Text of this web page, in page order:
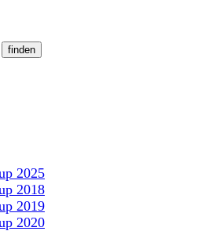
2025
2018
2019
2020